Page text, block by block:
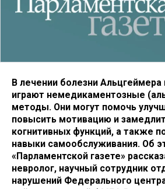
В лечении болезни
играют немедикаментозные
методы. Они могут помочь
повысить мотивацию и
когнитивных функций, а также
навыки самообслуживания. Об
«Парламентской газете»
невролог, научный сотрудник
нарушений Федерального